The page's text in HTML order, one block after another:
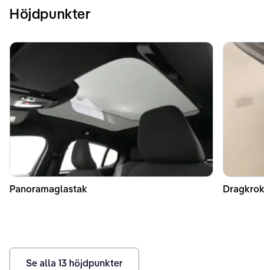
Höjdpunkter
Panoramaglastak
Se alla 13 höjdpunkter